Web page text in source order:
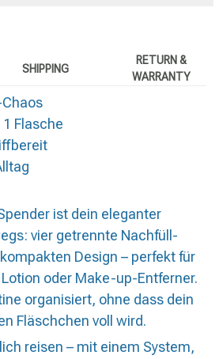
SHIPPING
RETURN &
WARRANTY
Flasche
ist dein eleganter
vier getrennte Nachfüll-
Design – perfekt für
oder Make-up-Entferner.
organisiert, ohne dass dein
Fläschchen voll wird.
reisen – mit einem System,